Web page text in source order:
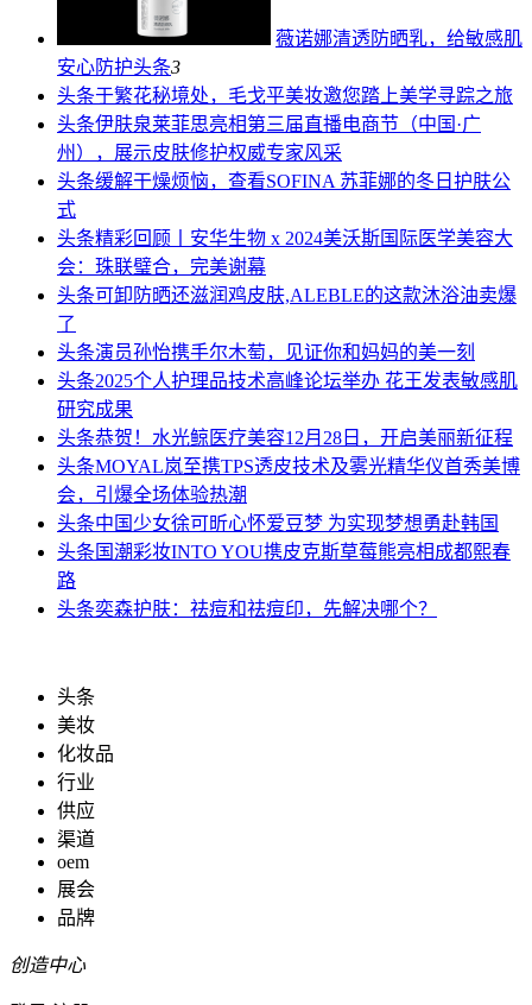
薇诺娜清透防晒乳，给敏感肌
安心防护头条3
头条于繁花秘境处，毛戈平美妆邀您踏上美学寻踪之旅
头条伊肤泉莱菲思亮相第三届直播电商节（中国·广
州），展示皮肤修护权威专家风采
头条缓解干燥烦恼，查看SOFINA 苏菲娜的冬日护肤公
式
头条精彩回顾丨安华生物 x 2024美沃斯国际医学美容大
会：珠联璧合，完美谢幕
头条可卸防晒还滋润鸡皮肤,ALEBLE的这款沐浴油卖爆
了
头条演员孙怡携手尔木萄，见证你和妈妈的美一刻
头条2025个人护理品技术高峰论坛举办 花王发表敏感肌
研究成果
头条恭贺！水光鲸医疗美容12月28日，开启美丽新征程
头条MOYAL岚至携TPS透皮技术及雾光精华仪首秀美博
会，引爆全场体验热潮
头条中国少女徐可昕心怀爱豆梦 为实现梦想勇赴韩国
头条 国潮彩妆INTO YOU携皮克斯草莓熊亮相成都熙春
路
头条奕森护肤：祛痘和祛痘印，先解决哪个？
头条
美妆
化妆品
行业
供应
渠道
oem
展会
品牌
创造中心